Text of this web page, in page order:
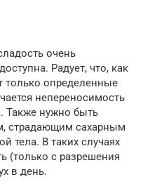
очень
Радует, что, как
определенные
непереносимость
Также нужно быть
страдающим сахарным
тела. В таких случаях
(только с разрешения
в день.